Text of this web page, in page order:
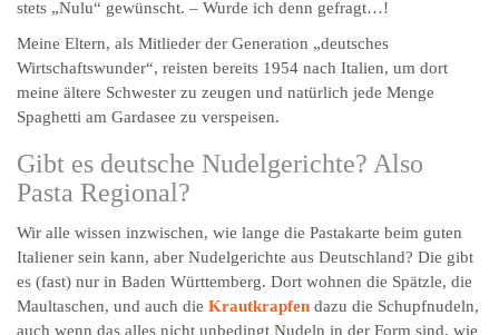
stets „Nulu“ gewünscht. – Wurde ich denn gefragt…!
Meine Eltern, als Mitlieder der Generation „deutsches
Wirtschaftswunder“, reisten bereits 1954 nach Italien, um dort
meine ältere Schwester zu zeugen und natürlich jede Menge
Spaghetti am Gardasee zu verspeisen.
Gibt es deutsche Nudelgerichte? Also
Pasta Regional?
Wir alle wissen inzwischen, wie lange die Pastakarte beim guten
Italiener sein kann, aber Nudelgerichte aus Deutschland? Die gibt
es (fast) nur in Baden Württemberg. Dort wohnen die Spätzle, die
Maultaschen, und auch die Krautkrapfen dazu die Schupfnudeln,
auch wenn das alles nicht unbedingt Nudeln in der Form sind, wie